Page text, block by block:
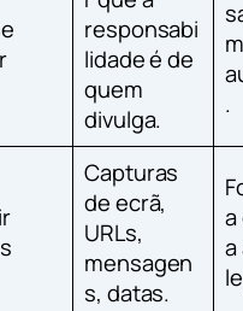
responsabi
lidade é de
quem
divulga.
.
Capturas
de ecrã,
URLs,
mensagen
s, datas.
a
a